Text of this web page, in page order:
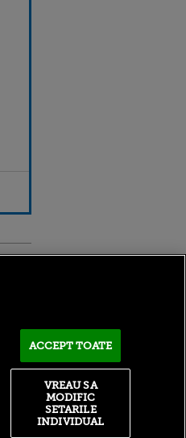
la
ACCEPT TOATE
VREAU SA
MODIFIC
SETARILE
INDIVIDUAL